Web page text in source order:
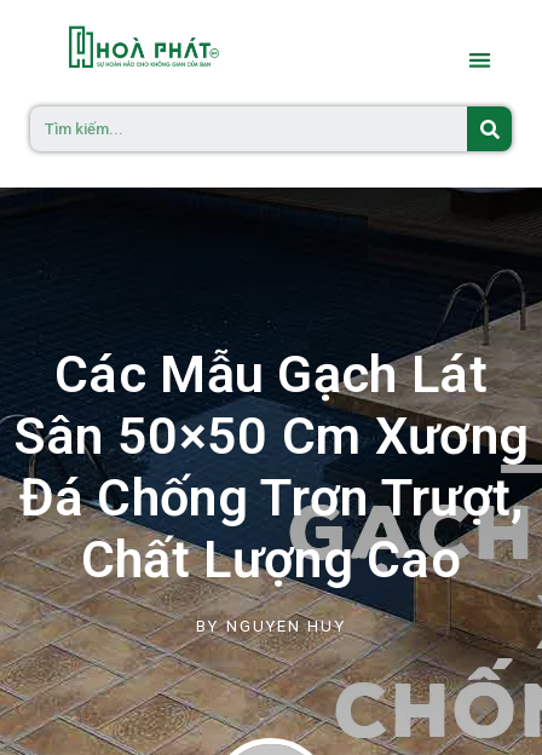
Các Mẫu Gạch Lát
Sân 50×50 Cm Xương
Đá Chống Trơn Trượt,
Chất Lượng Cao
BYNGUYEN HUY